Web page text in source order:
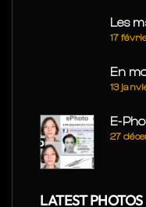
Les
17
En
13
E-
27
LATEST PHOTOS